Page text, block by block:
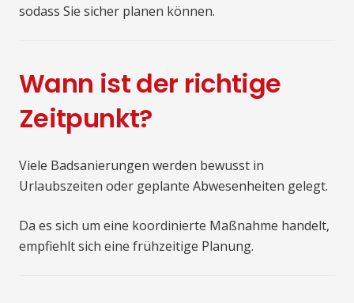
sodass Sie sicher planen können.
Wann ist der richtige
Zeitpunkt?
Viele Badsanierungen werden bewusst in
Urlaubszeiten oder geplante Abwesenheiten gelegt.
Da es sich um eine koordinierte Maßnahme handelt,
empfiehlt sich eine frühzeitige Planung.